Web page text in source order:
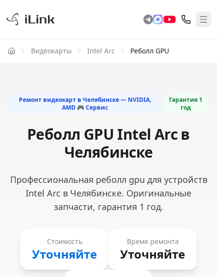
Видеокарты Intel Arc Реболл GPU
Ремонт видеокарт в Челябинске — NVIDIA,
AMD 🎮 Сервис
Гарантия 1
год
Реболл GPU Intel Arc в
Челябинске
Профессиональная реболл gpu для устройств
Intel Arc в Челябинске. Оригинальные
запчасти, гарантия 1 год.
Стоимость
Уточняйте
Время ремонта
Уточняйте